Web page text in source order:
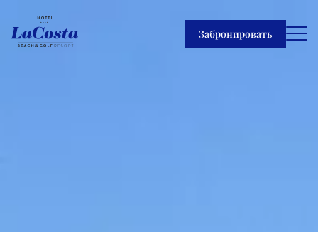
Забронировать